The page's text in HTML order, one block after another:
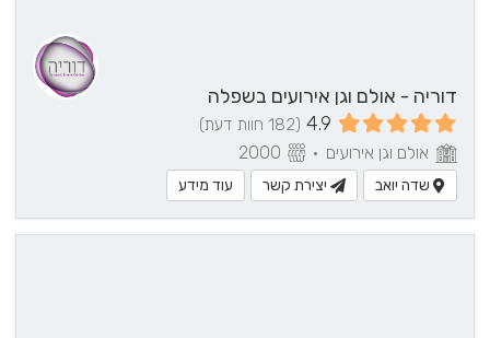
דוריה - אולם וגן אירועים בשפלה
4.9 (182 חוות דעת)
אולם וגן אירועים •
שדה יואב יצירת קשר עוד מידע